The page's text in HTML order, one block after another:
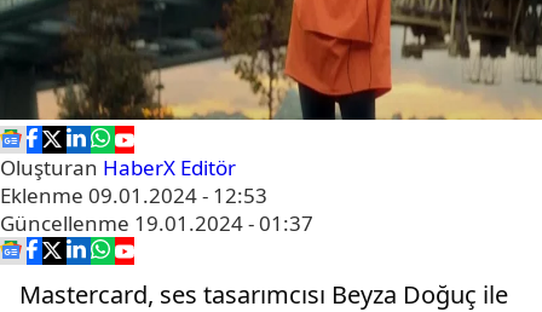
Oluşturan HaberX Editör
Eklenme 09.01.2024 - 12:53
Güncellenme 19.01.2024 - 01:37
Mastercard, ses tasarımcısı Beyza Doğuç ile